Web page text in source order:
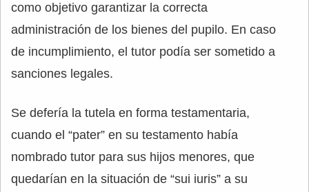
como objetivo garantizar la correcta
administración de los bienes del pupilo. En caso
de incumplimiento, el tutor podía ser sometido a
sanciones legales.
Se defería la tutela en forma testamentaria,
cuando el “pater” en su testamento había
nombrado tutor para sus hijos menores, que
quedarían en la situación de “sui iuris” a su